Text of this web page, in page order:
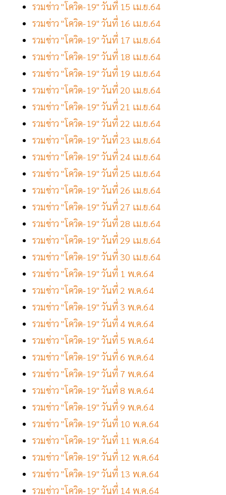
รวมข่าว "โควิด-19" วันที่ 15 เม.ย.64
รวมข่าว "โควิด-19" วันที่ 16 เม.ย.64
รวมข่าว "โควิด-19" วันที่ 17 เม.ย.64
รวมข่าว "โควิด-19" วันที่ 18 เม.ย.64
รวมข่าว "โควิด-19" วันที่ 19 เม.ย.64
รวมข่าว "โควิด-19" วันที่ 20 เม.ย.64
รวมข่าว "โควิด-19" วันที่ 21 เม.ย.64
รวมข่าว "โควิด-19" วันที่ 22 เม.ย.64
รวมข่าว "โควิด-19" วันที่ 23 เม.ย.64
รวมข่าว "โควิด-19" วันที่ 24 เม.ย.64
รวมข่าว "โควิด-19" วันที่ 25 เม.ย.64
รวมข่าว "โควิด-19" วันที่ 26 เม.ย.64
รวมข่าว "โควิด-19" วันที่ 27 เม.ย.64
รวมข่าว "โควิด-19" วันที่ 28 เม.ย.64
รวมข่าว "โควิด-19" วันที่ 29 เม.ย.64
รวมข่าว "โควิด-19" วันที่ 30 เม.ย.64
รวมข่าว "โควิด-19" วันที่ 1 พ.ค.64
รวมข่าว "โควิด-19" วันที่ 2 พ.ค.64
รวมข่าว "โควิด-19" วันที่ 3 พ.ค.64
รวมข่าว "โควิด-19" วันที่ 4 พ.ค.64
รวมข่าว "โควิด-19" วันที่ 5 พ.ค.64
รวมข่าว "โควิด-19" วันที่ 6 พ.ค.64
รวมข่าว "โควิด-19" วันที่ 7 พ.ค.64
รวมข่าว "โควิด-19" วันที่ 8 พ.ค.64
รวมข่าว "โควิด-19" วันที่ 9 พ.ค.64
รวมข่าว "โควิด-19" วันที่ 10 พ.ค.64
รวมข่าว "โควิด-19" วันที่ 11 พ.ค.64
รวมข่าว "โควิด-19" วันที่ 12 พ.ค.64
รวมข่าว "โควิด-19" วันที่ 13 พ.ค.64
รวมข่าว "โควิด-19" วันที่ 14 พ.ค.64